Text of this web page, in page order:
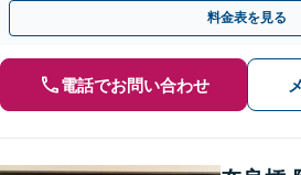
料金表を見る
電話でお問い合わせ